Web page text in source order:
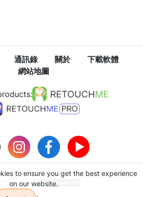
通訊錄 關於
下載軟體
網站地圖
使用條款
to ensure you get the best experience
on our website.